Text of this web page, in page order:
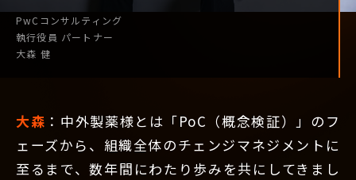
PwCコンサルティング
執行役員 パートナー
大森 健
大森 ：中外製薬様とは「PoC（概念検証）」のフ
ェーズから、組織全体のチェンジマネジメントに
至るまで、数年間にわたり歩みを共にしてきまし